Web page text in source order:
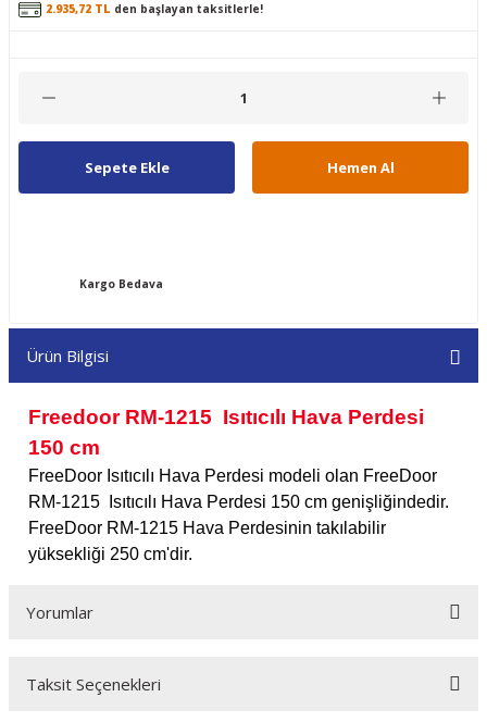
2.935,72 TL den başlayan taksitlerle!
Sepete Ekle Hemen Al
Kargo Bedava
Ürün Bilgisi
Freedoor RM-1215 Isıtıcılı Hava Perdesi
150 cm
FreeDoor Isıtıcılı Hava Perdesi modeli olan FreeDoor
RM-1215 Isıtıcılı Hava Perdesi 150 cm genişliğindedir.
FreeDoor RM-1215 Hava Perdesinin takılabilir
yüksekliği 250 cm'dir.
Yorumlar
Taksit Seçenekleri